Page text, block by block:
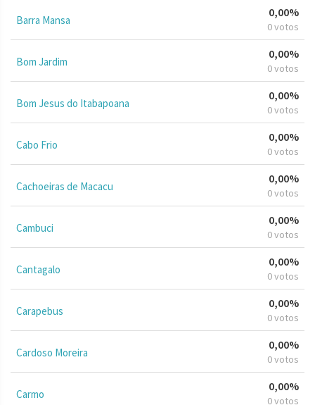
Barra Mansa
0,00%
0 votos
Bom Jardim
0,00%
0 votos
Bom Jesus do Itabapoana
0,00%
0 votos
Cabo Frio
0,00%
0 votos
Cachoeiras de Macacu
0,00%
0 votos
Cambuci
0,00%
0 votos
Cantagalo
0,00%
0 votos
Carapebus
0,00%
0 votos
Cardoso Moreira
0,00%
0 votos
Carmo
0,00%
0 votos